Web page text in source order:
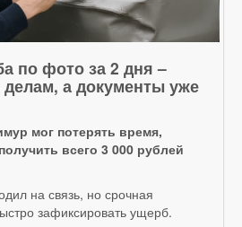
по фото за 2 дня –
делам, а документы уже
мог потерять время,
всего 3 000 рублей
на связь, но срочная
зафиксировать ущерб.